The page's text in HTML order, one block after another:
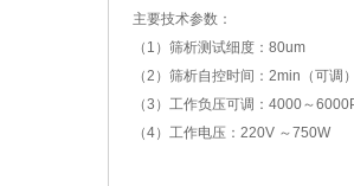
主要技术参数：
（1）筛析测试细度：80um
（2）筛析自控时间：2min（可调
（3）工作负压可调：4000～
（4）工作电压：220V ～750W